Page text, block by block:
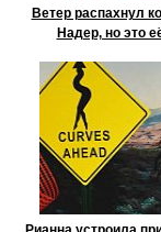
Ветер распахнул
Надер, но это